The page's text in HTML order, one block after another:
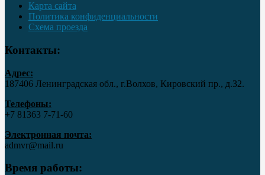
Карта сайта
Политика конфиденциальности
Схема проезда
Контакты:
Адрес:
187406 Ленинградская обл., г.Волхов, Кировский пр., д.32.
Телефоны:
+7 81363 7‑71-60
Электронная почта:
admvr@mail.ru
Время работы: